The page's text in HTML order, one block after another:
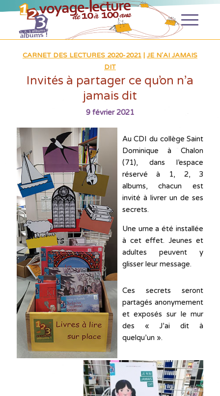
CARNET DES LECTURES 2020-2021| JE N'AI JAMAIS
DIT
Invités à partager ce qu’on n’a
jamais dit
9 février 2021
Au CDI du collège Saint
Dominique à Chalon
(71), dans l’espace
réservé à 1, 2, 3
albums, chacun est
invité à livrer un de ses
secrets.
Une urne a été installée
à cet effet. Jeunes et
adultes peuvent y
glisser leur message.
Ces secrets seront
partagés anonymement
et exposés sur le mur
des « J’ai dit à
quelqu’un ».